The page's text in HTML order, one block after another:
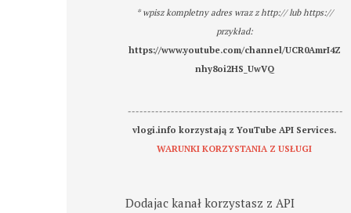
* wpisz kompletny adres wraz z http:// lub https://
przykład:
https://www.youtube.com/channel/UCR0AmrI4Z
nhy8oi2HS_UwVQ
-------------------------------------------------------
vlogi.info korzystają z YouTube API Services.
WARUNKI KORZYSTANIA Z USŁUGI
Dodajac kanał korzystasz z API